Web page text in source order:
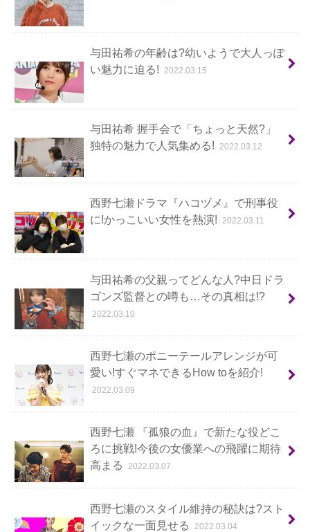
与田祐希の年齢は?幼いようで大人っぽ
い魅力に迫る!
2022.03.15
与田祐希 握手会で「ちょっと天然?」
独特の魅力で人気集める!
2022.03.12
西野七瀬ドラマ『ハコヅメ』で刑事役
に!かっこいい女性を熱演!
2022.03.11
与田祐希の父親ってどんな人?中日ドラ
ゴンズ監督との噂も…その真相は!?
2022.03.10
西野七瀬のポニーテールアレンジが可
愛い!すぐマネできるHow toを紹介!
2022.03.09
西野七瀬 『孤狼の血』で新たな役どこ
ろに挑戦!今後の女優業への飛躍に期待
高まる
2022.03.07
西野七瀬のスタイル維持の秘訣は?スト
イックな一面見せる
2022.03.04